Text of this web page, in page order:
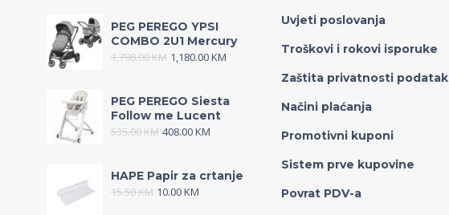
PEG PEREGO YPSI
COMBO 2U1 Mercury
1,798.00KM 1,180.00KM
PEG PEREGO Siesta
Follow me Lucent
535.00KM 408.00KM
HAPE Papir za crtanje
15.50KM 10.00KM
Uvjeti poslovanja
Troškovi i rokovi isporuke
Zaštita privatnosti
Načini plaćanja
Promotivni kuponi
Sistem prve kupovine
Povrat PDV-a